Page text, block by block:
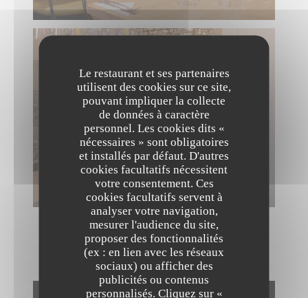
Le restaurant et ses partenaires
utilisent des cookies sur ce site,
pouvant impliquer la collecte
de données à caractère
personnel. Les cookies dits «
nécessaires » sont obligatoires
et installés par défaut. D'autres
cookies facultatifs nécessitent
votre consentement. Ces
cookies facultatifs servent à
analyser votre navigation,
mesurer l'audience du site,
proposer des fonctionnalités
(ex : en lien avec les réseaux
sociaux) ou afficher des
publicités ou contenus
personnalisés. Cliquez sur «
NOS CRÉATIONS